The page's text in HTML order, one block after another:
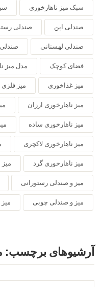
سبک میز ناهارخوری
صندلی اپن صندلی
صندلی لهستانی
فضای کوچک مدل میز
میز غذاخوری میز فلزی
میز ناهارخوری ارزان
میز ناهارخوری ساده
میز ناهارخوری لاکچری
میز ناهارخوری گرد میز
میز و صندلی رستورانی
میز و صندلی چوبی
آرشیوهای برچسب: